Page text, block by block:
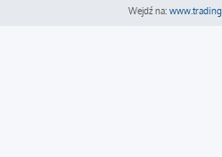
Wejdź na: